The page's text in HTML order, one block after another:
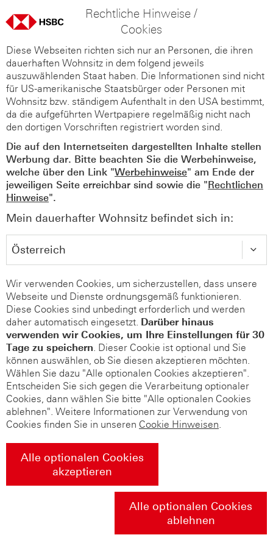
Rechtliche Hinweise /
Cookies
Diese Webseiten richten sich nur an Personen, die ihren
dauerhaften Wohnsitz in dem folgend jeweils
auszuwählenden Staat haben. Die Informationen sind nicht
für US-amerikanische Staatsbürger oder Personen mit
Wohnsitz bzw. ständigem Aufenthalt in den USA bestimmt,
da die aufgeführten Wertpapiere regelmäßig nicht nach
den dortigen Vorschriften registriert worden sind.
Die auf den Internetseiten dargestellten Inhalte stellen
Werbung dar. Bitte beachten Sie die Werbehinweise,
welche über den Link "Werbehinweise" am Ende der
jeweiligen Seite erreichbar sind sowie die "Rechtlichen
Hinweise".
Mein dauerhafter Wohnsitz befindet sich in:
Wir verwenden Cookies, um sicherzustellen, dass unsere
Webseite und Dienste ordnungsgemäß funktionieren.
Diese Cookies sind unbedingt erforderlich und werden
daher automatisch eingesetzt. Darüber hinaus
verwenden wir Cookies, um Ihre Einstellungen für 30
Tage zu speichern. Dieser Cookie ist optional und Sie
können auswählen, ob Sie diesen akzeptieren möchten.
Wählen Sie dazu "Alle optionalen Cookies akzeptieren".
Entscheiden Sie sich gegen die Verarbeitung optionaler
Cookies, dann wählen Sie bitte "Alle optionalen Cookies
ablehnen". Weitere Informationen zur Verwendung von
Cookies finden Sie in unseren Cookie Hinweisen.
Alle optionalen Cookies
akzeptieren
Alle optionalen Cookies
ablehnen